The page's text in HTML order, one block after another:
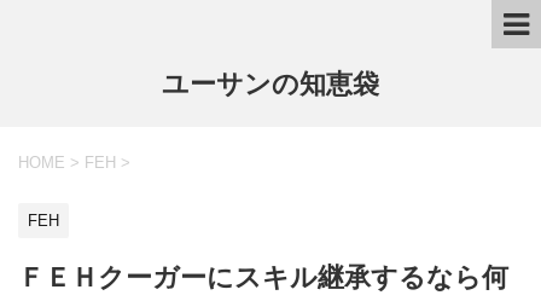
ユーサンの知恵袋
HOME > FEH >
FEH
ＦＥＨクーガーにスキル継承するなら何